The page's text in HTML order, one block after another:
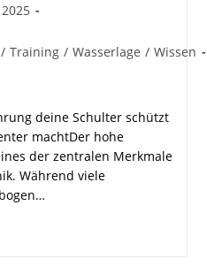
/ Training / Wasserlage / Wissen
deine Schulter schützt
machtDer hohe
der zentralen Merkmale
Während viele